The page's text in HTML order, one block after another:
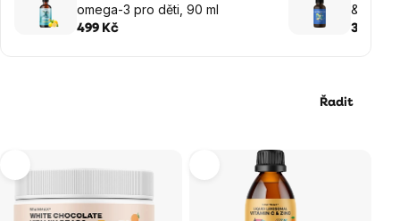
omega-3 pro děti, 90 ml
499 Kč
& K2 &
349 Kč
Řadit
Výpis
produktů